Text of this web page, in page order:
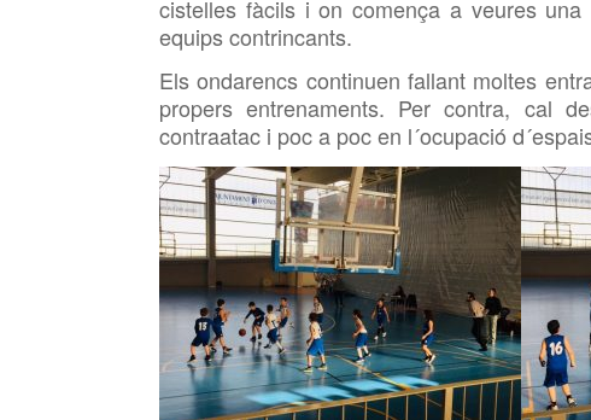
cistelles fàcils i on comença a veures
equips contrincants.
Els ondarencs continuen fallant moltes
propers entrenaments. Per contra, cal
contraatac i poc a poc en l´ocupació